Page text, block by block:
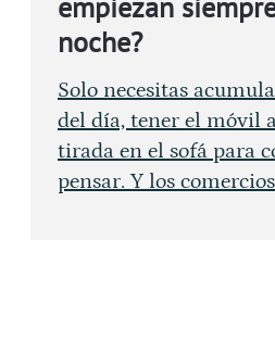
empiezan
noche?
Solo necesitas
del día, tener el móvil
tirada en el sofá para
pensar. Y los